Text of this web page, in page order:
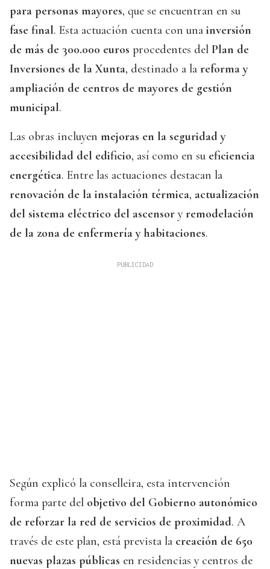
para personas mayores, que se encuentran en su
fase final. Esta actuación cuenta con una inversión
de más de 300.000 euros procedentes del Plan de
Inversiones de la Xunta, destinado a la reforma y
ampliación de centros de mayores de gestión
municipal.
Las obras incluyen mejoras en la seguridad y
accesibilidad del edificio, así como en su eficiencia
energética. Entre las actuaciones destacan la
renovación de la instalación térmica, actualización
del sistema eléctrico del ascensor yremodelación
de la zona de enfermería y habitaciones.
Según explicó la conselleira, esta intervención
forma parte del objetivo del Gobierno autonómico
de reforzar la red de servicios de proximidad. A
través de este plan, está prevista la creación de 650
nuevas plazas públicas en residencias y centros de